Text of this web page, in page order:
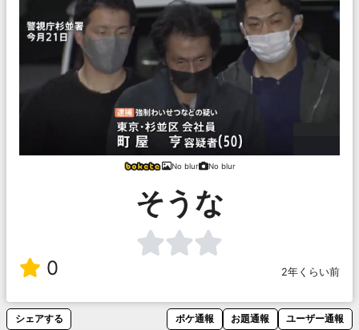
No blur No blur
そうな
0 2年くらい前
シェアする ボケ通報 お題通報 ユーザー通報